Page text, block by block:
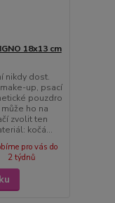
18x13 cm
nikdy dost.
up, psací
pouzdro
ho na
zvolit ten
kočá...
pro vás do
2 týdnů